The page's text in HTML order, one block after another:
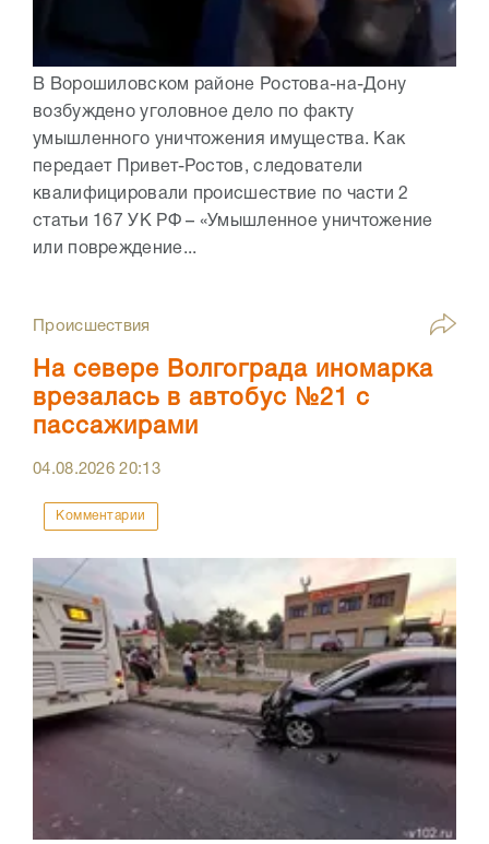
В Ворошиловском районе Ростова-на-Дону
возбуждено уголовное дело по факту
умышленного уничтожения имущества. Как
передает Привет-Ростов, следователи
квалифицировали происшествие по части 2
статьи 167 УК РФ – «Умышленное уничтожение
или повреждение...
Происшествия
На севере Волгограда иномарка
врезалась в автобус №21 с
пассажирами
04.08.202620:13
Комментарии